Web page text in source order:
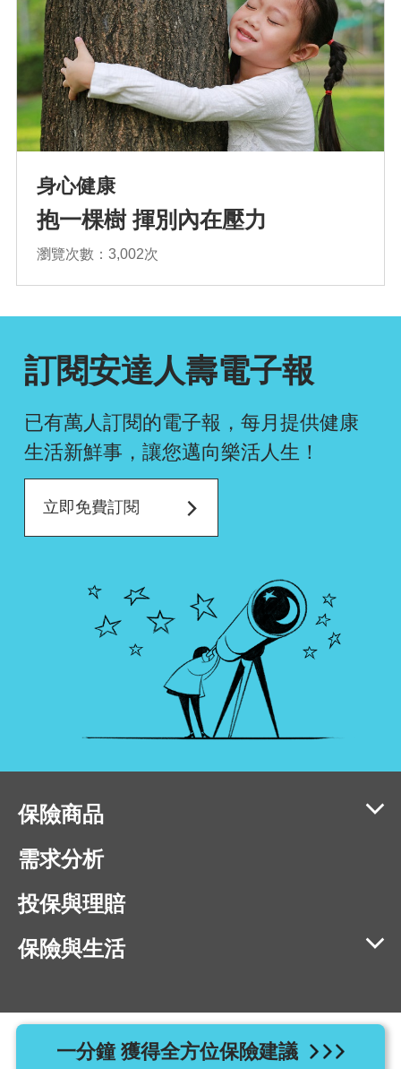
身心健康
抱一棵樹 揮別內在壓力
瀏覽次數：3,002次
訂閱安達人壽電子報
已有萬人訂閱的電子報，每月提供健康
生活新鮮事， 讓您邁向樂活人生！
立即免費訂閱
保險商品
需求分析
投保與理賠
保險與生活
Opera 20 以上版本
一分鐘 獲得全方位保險建議
排序
依近一個月熱門度
依上架時間新至舊
依瀏覽人數多至少